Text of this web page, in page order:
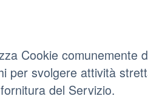
Cookie comunemente
per svolgere attività
del Servizio.